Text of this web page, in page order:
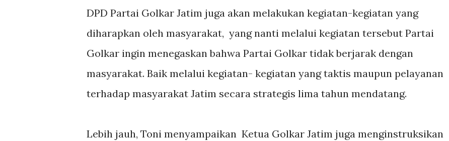
DPD Partai Golkar Jatim juga akan melakukan kegiatan-kegiatan yang
diharapkan oleh masyarakat, yang nanti melalui kegiatan tersebut Partai
Golkar ingin menegaskan bahwa Partai Golkar tidak berjarak dengan
masyarakat. Baik melalui kegiatan- kegiatan yang taktis maupun pelayanan
terhadap masyarakat Jatim secara strategis lima tahun mendatang.
Lebih jauh, Toni menyampaikan Ketua Golkar Jatim juga menginstruksikan